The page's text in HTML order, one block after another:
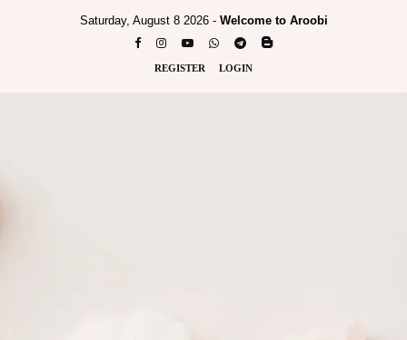
Saturday, August 8 2026 - Welcome to Aroobi
REGISTER LOGIN